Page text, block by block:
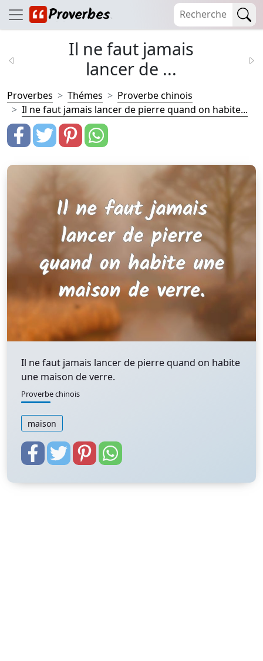
Il ne faut jamais
lancer de ...
Proverbes Thémes
Proverbe chinois
Il ne faut jamais lancer de pierre quand on habite...
Il ne faut jamais lancer de pierre quand on habite
une maison de verre.
Proverbe chinois
maison